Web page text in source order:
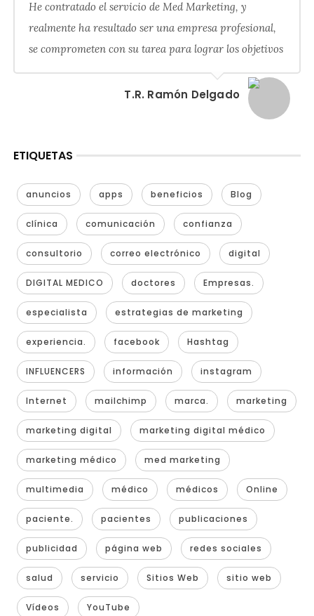
He contratado el servicio de Med Marketing, y
realmente ha resultado ser una empresa profesional,
se comprometen con su tarea para lograr los objetivos
T.R. Ramón Delgado
ETIQUETAS
anuncios apps beneficios Blog
clínica comunicación confianza
consultorio correo electrónico digital
DIGITAL MEDICO doctores Empresas.
especialista estrategias de marketing
experiencia. facebook Hashtag
INFLUENCERS información instagram
Internet mailchimp marca. marketing
marketing digital marketing digital médico
marketing médico med marketing
multimedia médico médicos Online
paciente. pacientes publicaciones
publicidad página web redes sociales
salud servicio Sitios Web sitio web
Vídeos YouTube